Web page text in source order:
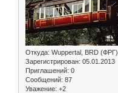
Откуда: Wuppertal, BRD (ФРГ)
Зарегистрирован: 05.01.2013
Приглашений: 0
Сообщений: 87
Уважение: +2